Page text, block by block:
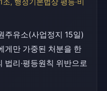
조, 행정기본법상 평등·비
주유소(사업정지 15일)
게만 가중된 처분을 한
법리·평등원칙 위반으로